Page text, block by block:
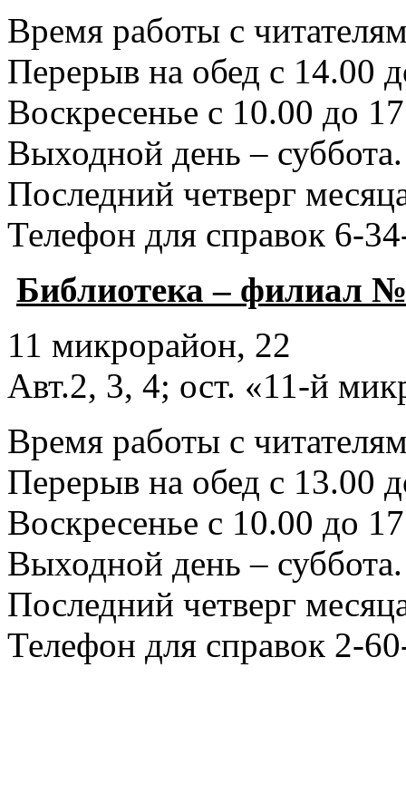
Время работы с
Перерыв на обед с 14.00
Воскресенье с 10.00 до
Выходной день – суббота.
Последний четверг
Телефон для справок 6-
Библиотека – филиал
11 микрорайон, 22
Авт.2, 3, 4; ост. «11-й
Время работы с
Перерыв на обед с 13.00
Воскресенье с 10.00 до
Выходной день – суббота.
Последний четверг
Телефон для справок 2-